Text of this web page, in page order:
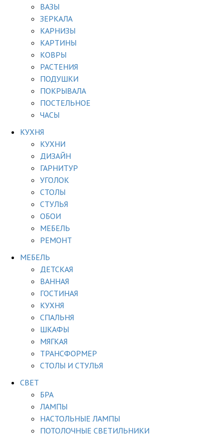
ВАЗЫ
ЗЕРКАЛА
КАРНИЗЫ
КАРТИНЫ
КОВРЫ
РАСТЕНИЯ
ПОДУШКИ
ПОКРЫВАЛА
ПОСТЕЛЬНОЕ
ЧАСЫ
КУХНЯ
КУХНИ
ДИЗАЙН
ГАРНИТУР
УГОЛОК
СТОЛЫ
СТУЛЬЯ
ОБОИ
МЕБЕЛЬ
РЕМОНТ
МЕБЕЛЬ
ДЕТСКАЯ
ВАННАЯ
ГОСТИНАЯ
КУХНЯ
СПАЛЬНЯ
ШКАФЫ
МЯГКАЯ
ТРАНСФОРМЕР
СТОЛЫ И СТУЛЬЯ
СВЕТ
БРА
ЛАМПЫ
НАСТОЛЬНЫЕ ЛАМПЫ
ПОТОЛОЧНЫЕ СВЕТИЛЬНИКИ